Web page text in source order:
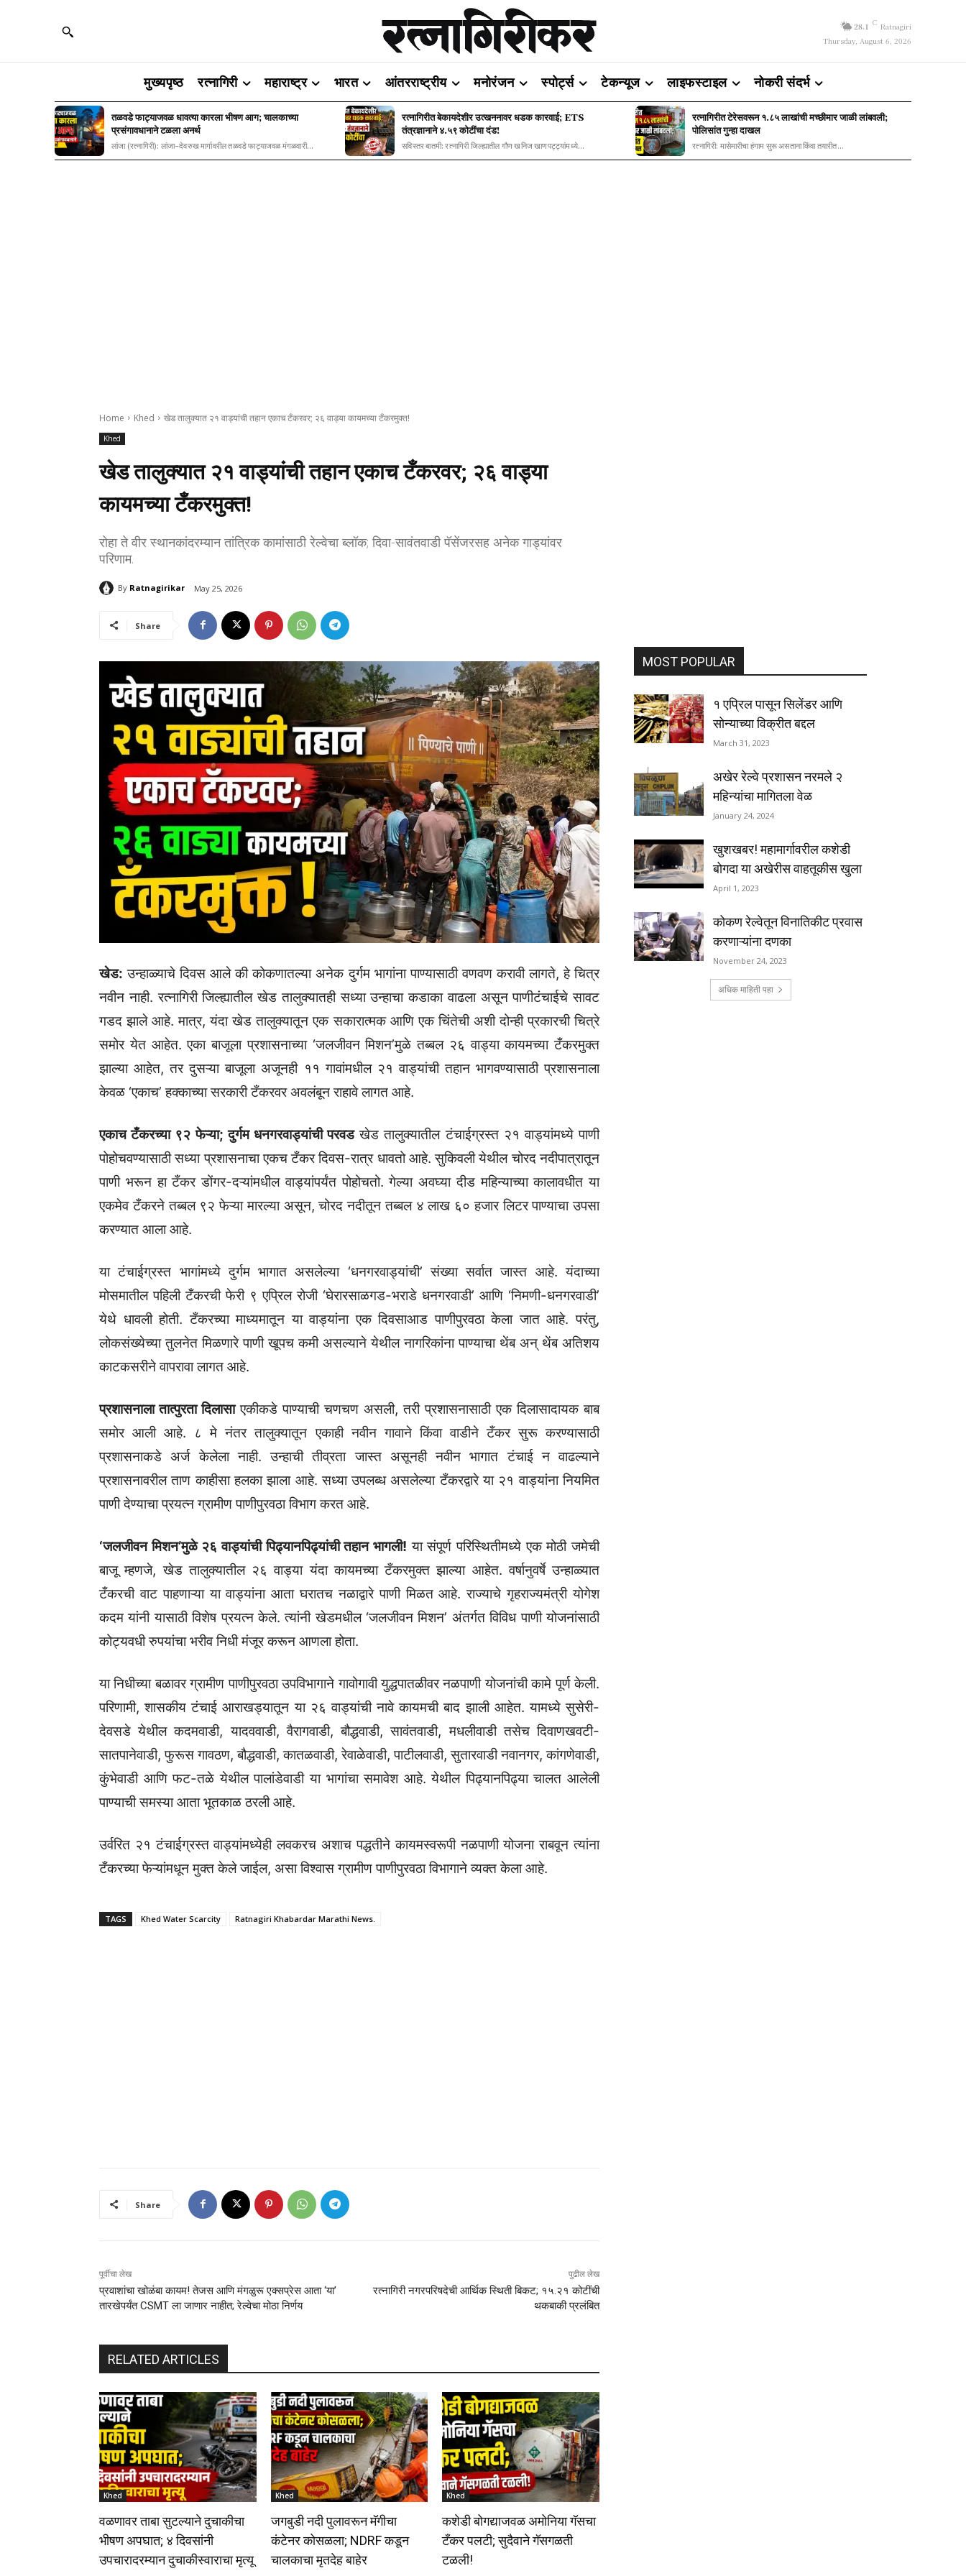
28.1 C Ratnagiri
Thursday, August 6, 2026
मुख्यपृष्ठ रत्नागिरी महाराष्ट्र भारत आंतरराष्ट्रीय मनोरंजन स्पोर्ट्स टेकन्यूज लाइफस्टाइल नोकरी संदर्भ
तळवडे फाट्याजवळ धावत्या कारला भीषण आग; चालकाच्या
प्रसंगावधानाने टळला अनर्थ
लांजा (रत्नागिरी): लांजा–देवरुख मार्गावरील तळवडे फाट्याजवळ मंगळवारी...
रत्नागिरीत बेकायदेशीर उत्खननावर धडक कारवाई; ETS
तंत्रज्ञानाने ४.५९ कोटींचा दंड!
सविस्तर बातमी: रत्नागिरी जिल्ह्यातील गौण खनिज खाणपट्ट्यांमध्ये...
रत्नागिरीत टेरेसवरून १.८५ लाखांची मच्छीमार जाळी लांबवली;
पोलिसांत गुन्हा दाखल
रत्नागिरी: मासेमारीचा हंगाम सुरू असताना किंवा तयारीत...
Home Khed खेड तालुक्यात २१ वाड्यांची तहान एकाच टँकरवर; २६ वाड्या कायमच्या टँकरमुक्त!
Khed
खेड तालुक्यात २१ वाड्यांची तहान एकाच टँकरवर; २६ वाड्या
कायमच्या टँकरमुक्त!
रोहा ते वीर स्थानकांदरम्यान तांत्रिक कामांसाठी रेल्वेचा ब्लॉक; दिवा-सावंतवाडी पॅसेंजरसह अनेक गाड्यांवर
परिणाम.
By Ratnagirikar May 25, 2026
Share
खेड: उन्हाळ्याचे दिवस आले की कोकणातल्या अनेक दुर्गम भागांना पाण्यासाठी वणवण करावी लागते, हे चित्र
नवीन नाही. रत्नागिरी जिल्ह्यातील खेड तालुक्यातही सध्या उन्हाचा कडाका वाढला असून पाणीटंचाईचे सावट
गडद झाले आहे. मात्र, यंदा खेड तालुक्यातून एक सकारात्मक आणि एक चिंतेची अशी दोन्ही प्रकारची चित्रे
समोर येत आहेत. एका बाजूला प्रशासनाच्या ‘जलजीवन मिशन’मुळे तब्बल २६ वाड्या कायमच्या टँकरमुक्त
झाल्या आहेत, तर दुसऱ्या बाजूला अजूनही ११ गावांमधील २१ वाड्यांची तहान भागवण्यासाठी प्रशासनाला
केवळ ‘एकाच’ हक्काच्या सरकारी टँकरवर अवलंबून राहावे लागत आहे.
एकाच टँकरच्या ९२ फेऱ्या; दुर्गम धनगरवाड्यांची परवडखेड तालुक्यातील टंचाईग्रस्त २१ वाड्यांमध्ये पाणी
पोहोचवण्यासाठी सध्या प्रशासनाचा एकच टँकर दिवस-रात्र धावतो आहे. सुकिवली येथील चोरद नदीपात्रातून
पाणी भरून हा टँकर डोंगर-दऱ्यांमधील वाड्यांपर्यंत पोहोचतो. गेल्या अवघ्या दीड महिन्याच्या कालावधीत या
एकमेव टँकरने तब्बल ९२ फेऱ्या मारल्या असून, चोरद नदीतून तब्बल ४ लाख ६० हजार लिटर पाण्याचा उपसा
करण्यात आला आहे.
या टंचाईग्रस्त भागांमध्ये दुर्गम भागात असलेल्या ‘धनगरवाड्यांची’ संख्या सर्वात जास्त आहे. यंदाच्या
मोसमातील पहिली टँकरची फेरी ९ एप्रिल रोजी ‘घेरारसाळगड-भराडे धनगरवाडी’ आणि ‘निमणी-धनगरवाडी’
येथे धावली होती. टँकरच्या माध्यमातून या वाड्यांना एक दिवसाआड पाणीपुरवठा केला जात आहे. परंतु,
लोकसंख्येच्या तुलनेत मिळणारे पाणी खूपच कमी असल्याने येथील नागरिकांना पाण्याचा थेंब अन् थेंब अतिशय
काटकसरीने वापरावा लागत आहे.
प्रशासनाला तात्पुरता दिलासाएकीकडे पाण्याची चणचण असली, तरी प्रशासनासाठी एक दिलासादायक बाब
समोर आली आहे. ८ मे नंतर तालुक्यातून एकाही नवीन गावाने किंवा वाडीने टँकर सुरू करण्यासाठी
प्रशासनाकडे अर्ज केलेला नाही. उन्हाची तीव्रता जास्त असूनही नवीन भागात टंचाई न वाढल्याने
प्रशासनावरील ताण काहीसा हलका झाला आहे. सध्या उपलब्ध असलेल्या टँकरद्वारे या २१ वाड्यांना नियमित
पाणी देण्याचा प्रयत्न ग्रामीण पाणीपुरवठा विभाग करत आहे.
‘जलजीवन मिशन’मुळे २६ वाड्यांची पिढ्यानपिढ्यांची तहान भागली! या संपूर्ण परिस्थितीमध्ये एक मोठी जमेची
बाजू म्हणजे, खेड तालुक्यातील २६ वाड्या यंदा कायमच्या टँकरमुक्त झाल्या आहेत. वर्षानुवर्षे उन्हाळ्यात
टँकरची वाट पाहणाऱ्या या वाड्यांना आता घरातच नळाद्वारे पाणी मिळत आहे. राज्याचे गृहराज्यमंत्री योगेश
कदम यांनी यासाठी विशेष प्रयत्न केले. त्यांनी खेडमधील ‘जलजीवन मिशन’ अंतर्गत विविध पाणी योजनांसाठी
कोट्यवधी रुपयांचा भरीव निधी मंजूर करून आणला होता.
या निधीच्या बळावर ग्रामीण पाणीपुरवठा उपविभागाने गावोगावी युद्धपातळीवर नळपाणी योजनांची कामे पूर्ण केली.
परिणामी, शासकीय टंचाई आराखड्यातून या २६ वाड्यांची नावे कायमची बाद झाली आहेत. यामध्ये सुसेरी-
देवसडे येथील कदमवाडी, यादववाडी, वैरागवाडी, बौद्धवाडी, सावंतवाडी, मधलीवाडी तसेच दिवाणखवटी-
सातपानेवाडी, फुरूस गावठण, बौद्धवाडी, कातळवाडी, रेवाळेवाडी, पाटीलवाडी, सुतारवाडी नवानगर, कांगणेवाडी,
कुंभेवाडी आणि फट-तळे येथील पालांडेवाडी या भागांचा समावेश आहे. येथील पिढ्यानपिढ्या चालत आलेली
पाण्याची समस्या आता भूतकाळ ठरली आहे.
उर्वरित २१ टंचाईग्रस्त वाड्यांमध्येही लवकरच अशाच पद्धतीने कायमस्वरूपी नळपाणी योजना राबवून त्यांना
टँकरच्या फेऱ्यांमधून मुक्त केले जाईल, असा विश्वास ग्रामीण पाणीपुरवठा विभागाने व्यक्त केला आहे.
TAGS Khed Water Scarcity Ratnagiri Khabardar Marathi News.
Share
पूर्वीचा लेख
प्रवाशांचा खोळंबा कायम! तेजस आणि मंगळुरू एक्सप्रेस आता ‘या’
तारखेपर्यंत CSMT ला जाणार नाहीत; रेल्वेचा मोठा निर्णय
पुढील लेख
रत्नागिरी नगरपरिषदेची आर्थिक स्थिती बिकट; १५.२१ कोटींची
थकबाकी प्रलंबित
RELATED ARTICLES
Khed
वळणावर ताबा सुटल्याने दुचाकीचा
भीषण अपघात; ४ दिवसांनी
उपचारादरम्यान दुचाकीस्वाराचा मृत्यू
Khed
जगबुडी नदी पुलावरून मॅगीचा
कंटेनर कोसळला; NDRF कडून
चालकाचा मृतदेह बाहेर
Khed
कशेडी बोगद्याजवळ अमोनिया गॅसचा
टँकर पलटी; सुदैवाने गॅसगळती
टळली!
MOST POPULAR
१ एप्रिल पासून सिलेंडर आणि
सोन्याच्या विक्रीत बद्दल
March 31, 2023
अखेर रेल्वे प्रशासन नरमले २
महिन्यांचा मागितला वेळ
January 24, 2024
खुशखबर! महामार्गावरील कशेडी
बोगदा या अखेरीस वाहतूकीस खुला
April 1, 2023
कोकण रेल्वेतून विनातिकीट प्रवास
करणाऱ्यांना दणका
November 24, 2023
अधिक माहिती पहा